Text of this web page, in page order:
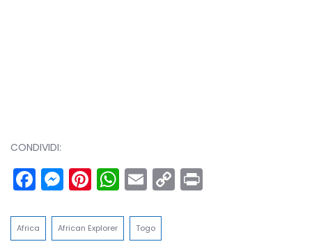
CONDIVIDI:
Facebook
Messenger
Pinterest
WhatsApp
Email
Copy
Africa African Explorer Togo